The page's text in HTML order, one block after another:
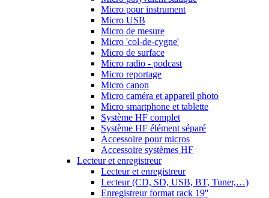
Micro pour instrument
Micro USB
Micro de mesure
Micro 'col-de-cygne'
Micro de surface
Micro radio - podcast
Micro reportage
Micro canon
Micro caméra et appareil photo
Micro smartphone et tablette
Système HF complet
Système HF élément séparé
Accessoire pour micros
Accessoire systèmes HF
Lecteur et enregistreur
Lecteur et enregistreur
Lecteur (CD, SD, USB, BT, Tuner,…)
Enregistreur format rack 19''